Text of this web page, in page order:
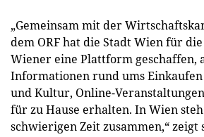
„Gemeinsam mit der
dem ORF hat die Stadt Wien für
Wiener eine Plattform geschaffen,
Informationen rund ums
und Kultur, Online-
für zu Hause erhalten. In Wien
schwierigen Zeit zusammen,“